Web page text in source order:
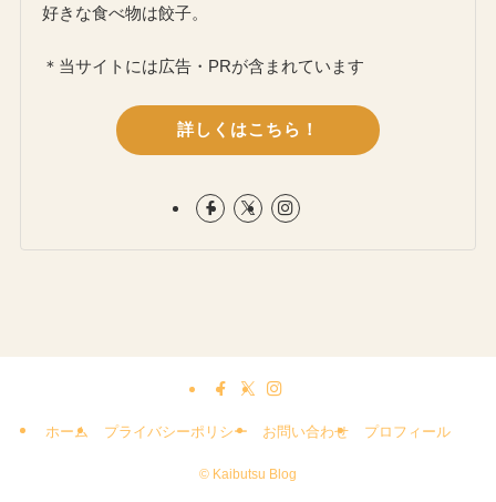
好きな食べ物は餃子。
＊当サイトには広告・PRが含まれています
詳しくはこちら！
ホーム プライバシーポリシー お問い合わせ プロフィール
© Kaibutsu Blog